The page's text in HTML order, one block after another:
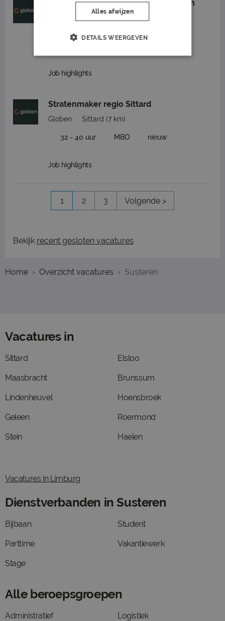
Trekkermachinist groenvoorziening in
Job highlights
Stratenmaker regio Sittard
Globen Sittard (7 km)
32 - 40 uur MBO nieuw
Job highlights
1 2 3 Volgende >
Bekijk recent gesloten vacatures
Home Overzicht vacatures Susteren
Vacatures in
Sittard
Maasbracht
Lindenheuvel
Geleen
Stein
Elsloo
Brunssum
Hoensbroek
Roermond
Haelen
Vacatures in Limburg
Dienstverbanden in Susteren
Bijbaan
Parttime
Stage
Student
Vakantiewerk
Alle beroepsgroepen
Administratief Logistiek
Alles afwijzen
DETAILS WEERGEVEN